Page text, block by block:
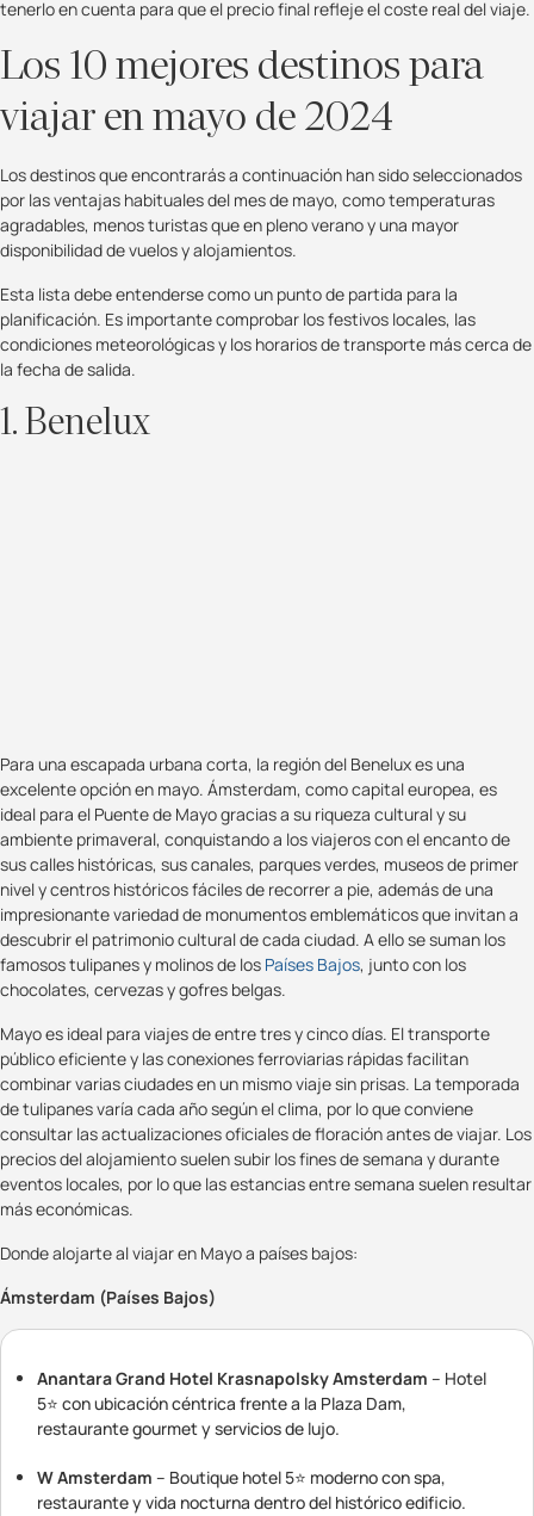
tenerlo en cuenta para que el precio final refleje el coste real del viaje.
Los 10 mejores destinos para
viajar en mayo de 2024
Los destinos que encontrarás a continuación han sido seleccionados
por las ventajas habituales del mes de mayo, como temperaturas
agradables, menos turistas que en pleno verano y una mayor
disponibilidad de vuelos y alojamientos.
Esta lista debe entenderse como un punto de partida para la
planificación. Es importante comprobar los festivos locales, las
condiciones meteorológicas y los horarios de transporte más cerca de
la fecha de salida.
1. Benelux
Para una escapada urbana corta, la región del Benelux es una
excelente opción en mayo. Ámsterdam, como capital europea, es
ideal para el Puente de Mayo gracias a su riqueza cultural y su
ambiente primaveral, conquistando a los viajeros con el encanto de
sus calles históricas, sus canales, parques verdes, museos de primer
nivel y centros históricos fáciles de recorrer a pie, además de una
impresionante variedad de monumentos emblemáticos que invitan a
descubrir el patrimonio cultural de cada ciudad. A ello se suman los
famosos tulipanes y molinos de los Países Bajos, junto con los
chocolates, cervezas y gofres belgas.
Mayo es ideal para viajes de entre tres y cinco días. El transporte
público eficiente y las conexiones ferroviarias rápidas facilitan
combinar varias ciudades en un mismo viaje sin prisas. La temporada
de tulipanes varía cada año según el clima, por lo que conviene
consultar las actualizaciones oficiales de floración antes de viajar. Los
precios del alojamiento suelen subir los fines de semana y durante
eventos locales, por lo que las estancias entre semana suelen resultar
más económicas.
Donde alojarte al viajar en Mayo a países bajos:
Ámsterdam (Países Bajos)
Anantara Grand Hotel Krasnapolsky Amsterdam – Hotel
5⭐ con ubicación céntrica frente a la Plaza Dam,
restaurante gourmet y servicios de lujo.
W Amsterdam – Boutique hotel 5⭐ moderno con spa,
restaurante y vida nocturna dentro del histórico edificio.